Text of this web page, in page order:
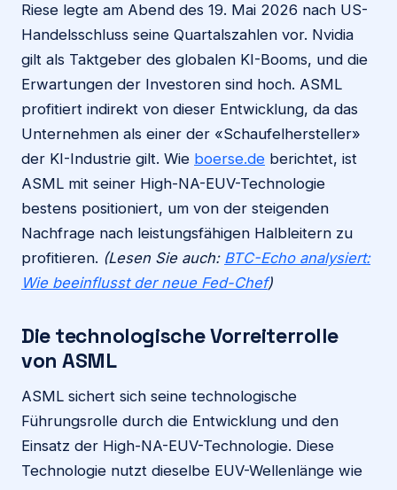
Riese legte am Abend des 19. Mai 2026 nach US-
Handelsschluss seine Quartalszahlen vor. Nvidia
gilt als Taktgeber des globalen KI-Booms, und die
Erwartungen der Investoren sind hoch. ASML
profitiert indirekt von dieser Entwicklung, da das
Unternehmen als einer der «Schaufelhersteller»
der KI-Industrie gilt. Wie boerse.de berichtet, ist
ASML mit seiner High-NA-EUV-Technologie
bestens positioniert, um von der steigenden
Nachfrage nach leistungsfähigen Halbleitern zu
profitieren. (Lesen Sie auch: BTC-Echo analysiert:
Wie beeinflusst der neue Fed-Chef)
Die technologische Vorreiterrolle
von ASML
ASML sichert sich seine technologische
Führungsrolle durch die Entwicklung und den
Einsatz der High-NA-EUV-Technologie. Diese
Technologie nutzt dieselbe EUV-Wellenlänge wie